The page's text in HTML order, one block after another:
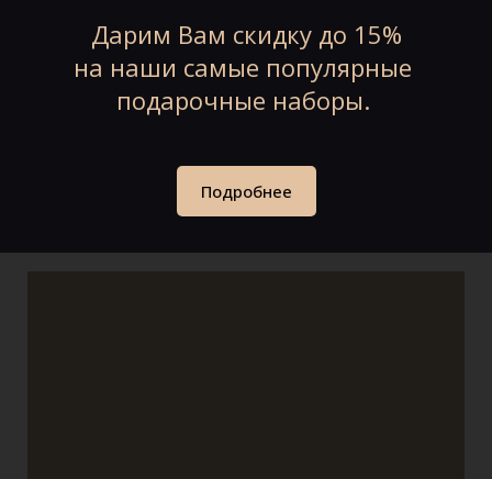
Дарим Вам скидку до 15%
на наши самые популярные
подарочные наборы.
Подробнее